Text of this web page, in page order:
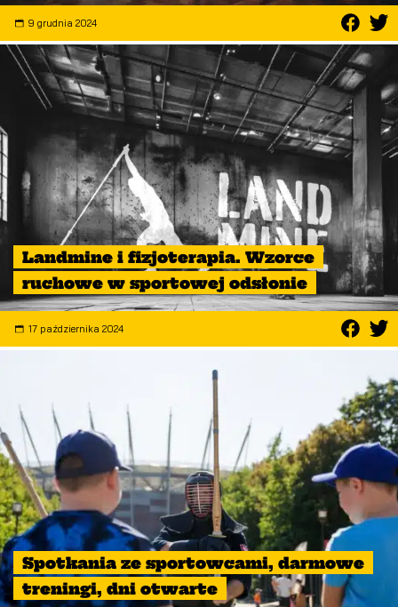
9 grudnia 2024
Landmine i fizjoterapia. Wzorce
ruchowe w sportowej odsłonie
17 października 2024
Spotkania ze sportowcami, darmowe
treningi, dni otwarte